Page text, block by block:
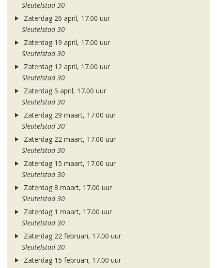
Sleutelstad 30
Zaterdag 26 april, 17.00 uur
Sleutelstad 30
Zaterdag 19 april, 17.00 uur
Sleutelstad 30
Zaterdag 12 april, 17.00 uur
Sleutelstad 30
Zaterdag 5 april, 17.00 uur
Sleutelstad 30
Zaterdag 29 maart, 17.00 uur
Sleutelstad 30
Zaterdag 22 maart, 17.00 uur
Sleutelstad 30
Zaterdag 15 maart, 17.00 uur
Sleutelstad 30
Zaterdag 8 maart, 17.00 uur
Sleutelstad 30
Zaterdag 1 maart, 17.00 uur
Sleutelstad 30
Zaterdag 22 februari, 17.00 uur
Sleutelstad 30
Zaterdag 15 februari, 17.00 uur